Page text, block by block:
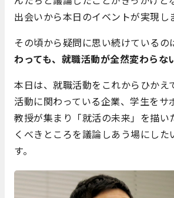
出会いから本日のイベントが実現し
その頃から疑問に思い続けているの
わっても、就職活動が全然変わらな
本日は、就職活動をこれからひかえ
活動に関わっている企業、学生をサ
教授が集まり「就活の未来」を描い
くべきところを議論しあう場にした
す。